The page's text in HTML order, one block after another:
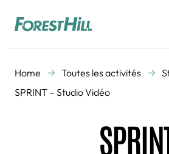
Home Toutes les activités
SPRINT – Studio Vidéo